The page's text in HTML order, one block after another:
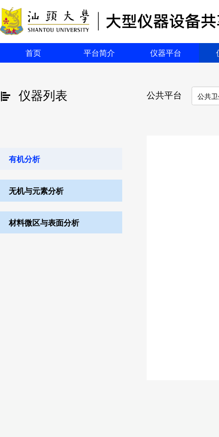
首页 平台简介 仪器平台
仪器列表 公共平台 公共
有机分析
无机与元素分析
材料微区与表面分析